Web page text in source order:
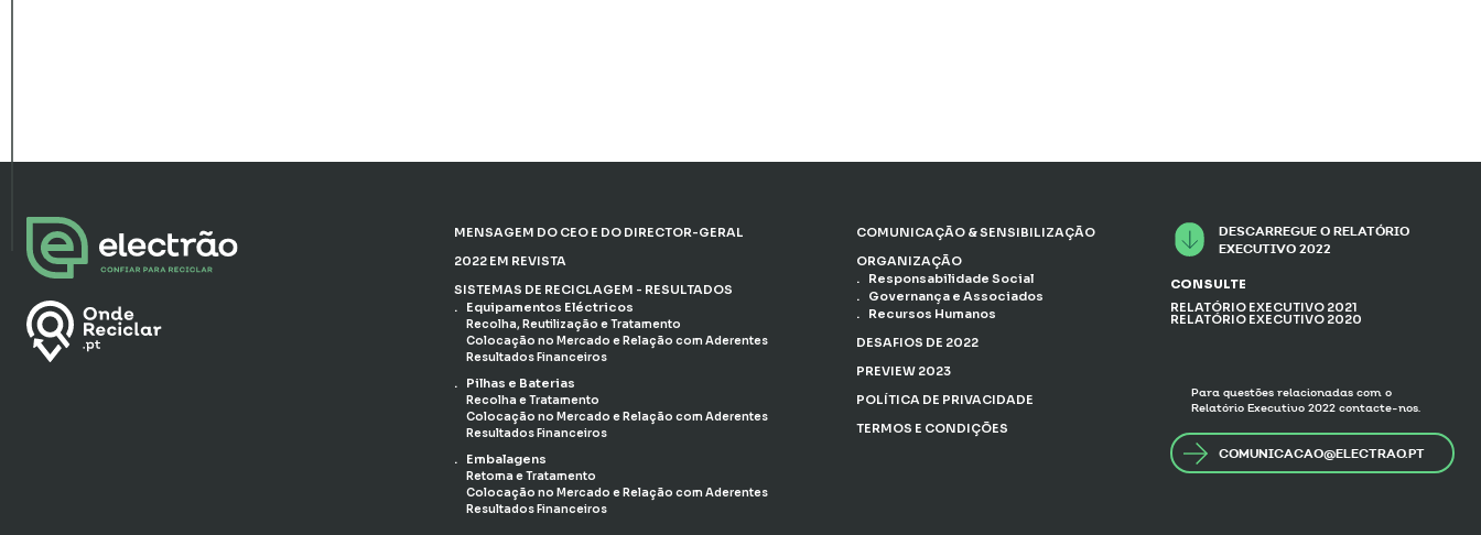
MENSAGEM DO CEO E DO DIRECTOR-GERAL
2022 EM REVISTA
SISTEMAS DE RECICLAGEM - RESULTADOS
Equipamentos Eléctricos
Recolha, Reutilização e Tratamento
Colocação no Mercado e Relação com Aderentes
Resultados Financeiros
Pilhas e Baterias
Recolha e Tratamento
Colocação no Mercado e Relação com Aderentes
Resultados Financeiros
Embalagens
Retoma e Tratamento
Colocação no Mercado e Relação com Aderentes
Resultados Financeiros
COMUNICAÇÃO & SENSIBILIZAÇÃO
ORGANIZAÇÃO
Responsabilidade Social
Governança e Associados
Recursos Humanos
DESAFIOS DE 2022
PREVIEW 2023
POLÍTICA DE PRIVACIDADE
TERMOS E CONDIÇÕES
DESCARREGUE O RELATÓRIO
EXECUTIVO 2022
CONSULTE
RELATÓRIO EXECUTIVO 2021
RELATÓRIO EXECUTIVO 2020
Para questões relacionadas com o
Relatório Executivo 2022 contacte-nos.
COMUNICACAO@ELECTRAO.PT